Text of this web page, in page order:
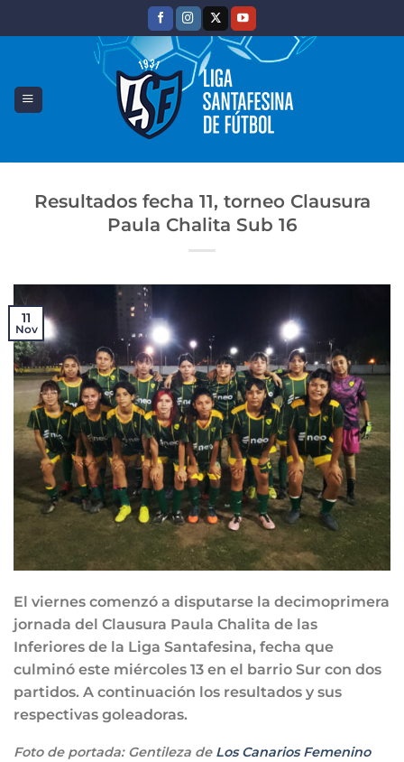
Resultados fecha 11, torneo Clausura
Paula Chalita Sub 16
11
Nov
El viernes comenzó a disputarse la decimoprimera
jornada del Clausura Paula Chalita de las
Inferiores de la Liga Santafesina, fecha que
culminó este miércoles 13 en el barrio Sur con dos
partidos. A continuación los resultados y sus
respectivas goleadoras.
Foto de portada: Gentileza de Los Canarios Femenino